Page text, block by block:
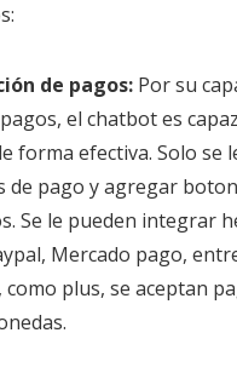
de pagos: Por su
el chatbot es
forma efectiva. Solo se
de pago y agregar
Se le pueden integrar
Mercado pago,
como plus, se aceptan